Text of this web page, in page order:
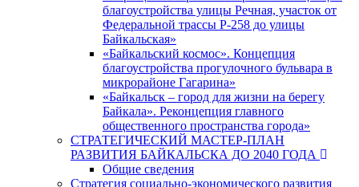
благоустройства улицы Речная, участок от
Федеральной трассы Р-258 до улицы
Байкальская»
«Байкальский космос». Концепция
благоустройства прогулочного бульвара в
микрорайоне Гагарина»
«Байкальск – город для жизни на берегу
Байкала». Реконцепция главного
общественного пространства города»
СТРАТЕГИЧЕСКИЙ МАСТЕР-ПЛАН
РАЗВИТИЯ БАЙКАЛЬСКА ДО 2040 ГОДА
Общие сведения
Стратегия социально-экономического развития